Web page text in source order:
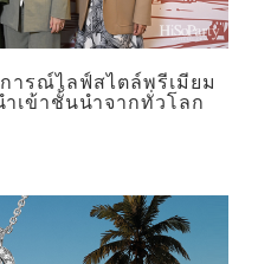
การณ์ไลฟ์สไตล์พรีเมียม
เข้าชั้นนำจากทั่วโลก